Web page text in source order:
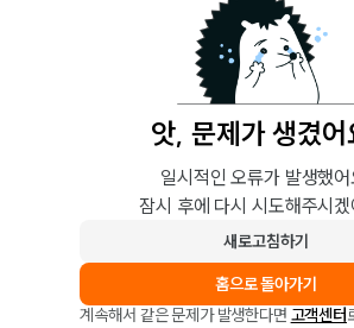
앗, 문제가 생겼어
일시적인 오류가 발생했어
잠시 후에 다시 시도해주시
새로고침하기
홈으로 돌아가기
계속해서 같은 문제가 발생한다면 고객센터